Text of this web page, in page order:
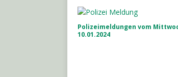
Polizeimeldungen vom
10.01.2024